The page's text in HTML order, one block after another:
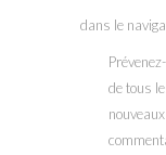
dans le
de tous
nouveaux